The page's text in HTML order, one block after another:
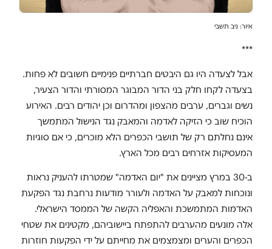
איור: ניב תשבי
***
אבל לצעדה היו גם היבטים חברתיים פנימיים חשובים לא פחות.
בצעדה לקחו חלק בני הדור המבוגר המסורתי והדור הצעיר,
נשים וגברים, ערבים מהצפון ומהדרום וכן יהודים רבים. האירוע
הוכיח שוב כי הזיקה לאדמה והמאבק נגד הנישול המתמשך
אינם נחלתם רק של תושבי הכפרים הלא מוכרים, כי אם סוגיות
המעסיקות אזרחים רבים מכל הארץ.
ב-30 במרץ מציינים את "יום האדמה" שמטרתו להעניק נראות
ונוכחות למאבק על האדמה ולעורר מודעות נרחבת נגד הפקעת
האדמות המתמשכת והאפליה הקשה של הממסד הישראלי.
אלה מונעים מהערבים להתפתח ביישוביהם, מקטינים את שטחי
הכפרים והערים ומצמצמים את מחייתם על ידי הפקעות חוזרות